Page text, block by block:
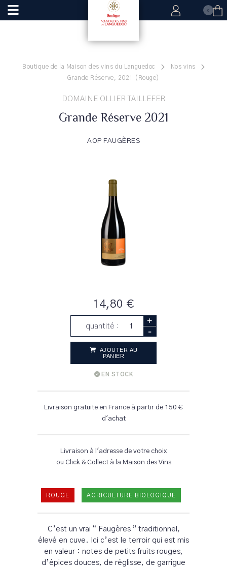
0
Boutique de la Maison des vins du Languedoc
Nos vins
Grande Réserve, 2021 (Rouge)
DOMAINE OLLIER TAILLEFER
Grande Réserve 2021
AOP FAUGÈRES
14,80 €
quantité : +
-
AJOUTER AU
PANIER
EN STOCK
Livraison gratuite en France à partir de 150 €
d'achat
Livraison à l'adresse de votre choix
ou Click & Collect à la Maison des Vins
ROUGE AGRICULTURE BIOLOGIQUE
C’est un vrai “ Faugères ” traditionnel,
élevé en cuve. Ici c’est le terroir qui est mis
en valeur : notes de petits fruits rouges,
d’épices douces, de réglisse, de garrigue